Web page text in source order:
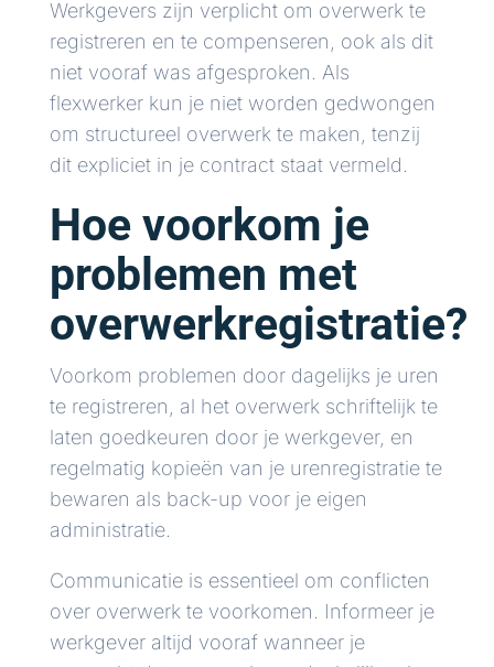
Werkgevers zijn verplicht om overwerk te
registreren en te compenseren, ook als dit
niet vooraf was afgesproken. Als
flexwerker kun je niet worden gedwongen
om structureel overwerk te maken, tenzij
dit expliciet in je contract staat vermeld.
Hoe voorkom je
problemen met
overwerkregistratie?
Voorkom problemen door dagelijks je uren
te registreren, al het overwerk schriftelijk te
laten goedkeuren door je werkgever, en
regelmatig kopieën van je urenregistratie te
bewaren als back-up voor je eigen
administratie.
Communicatie is essentieel om conflicten
over overwerk te voorkomen. Informeer je
werkgever altijd vooraf wanneer je